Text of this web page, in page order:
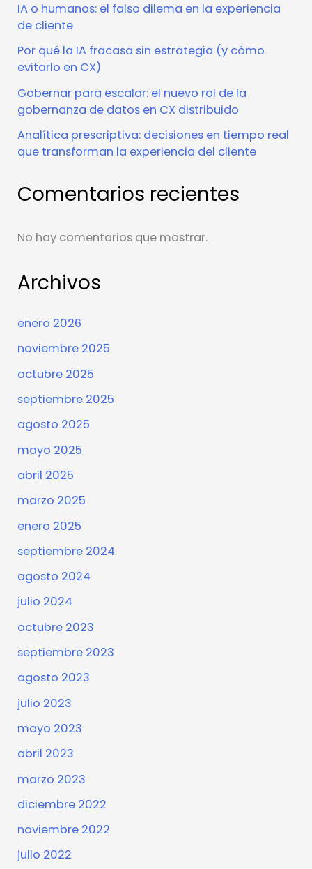
IA o humanos: el falso dilema en la experiencia
de cliente
Por qué la IA fracasa sin estrategia (y cómo
evitarlo en CX)
Gobernar para escalar: el nuevo rol de la
gobernanza de datos en CX distribuido
Analítica prescriptiva: decisiones en tiempo real
que transforman la experiencia del cliente
Comentarios recientes
No hay comentarios que mostrar.
Archivos
enero 2026
noviembre 2025
octubre 2025
septiembre 2025
agosto 2025
mayo 2025
abril 2025
marzo 2025
enero 2025
septiembre 2024
agosto 2024
julio 2024
octubre 2023
septiembre 2023
agosto 2023
julio 2023
mayo 2023
abril 2023
marzo 2023
diciembre 2022
noviembre 2022
julio 2022